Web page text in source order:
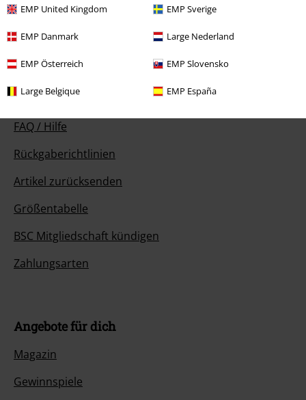
EMP United Kingdom EMP Sverige
EMP Danmark Large Nederland
EMP Österreich EMP Slovensko
Large Belgique EMP España
14:00 Uhr.Mehr Infos
Chat starten
Kundenservice
FAQ / Hilfe
Rückgaberichtlinien
Artikel zurücksenden
Größentabelle
BSC Mitgliedschaft kündigen
Zahlungsarten
Angebote für dich
Magazin
Gewinnspiele